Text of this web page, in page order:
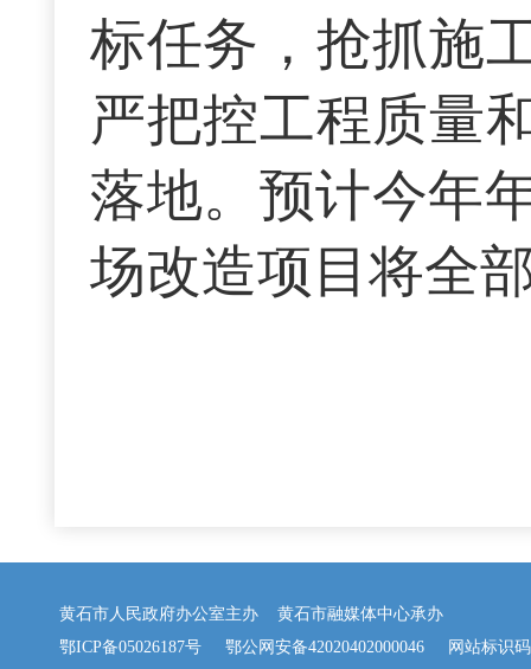
标任务，抢抓施
严把控工程质量
落地。预计今年
场改造项目将全
黄石市人民政府办公室主办 黄石市融媒体中心承办
鄂ICP备05026187号
鄂公网安备42020402000046 网站标识码